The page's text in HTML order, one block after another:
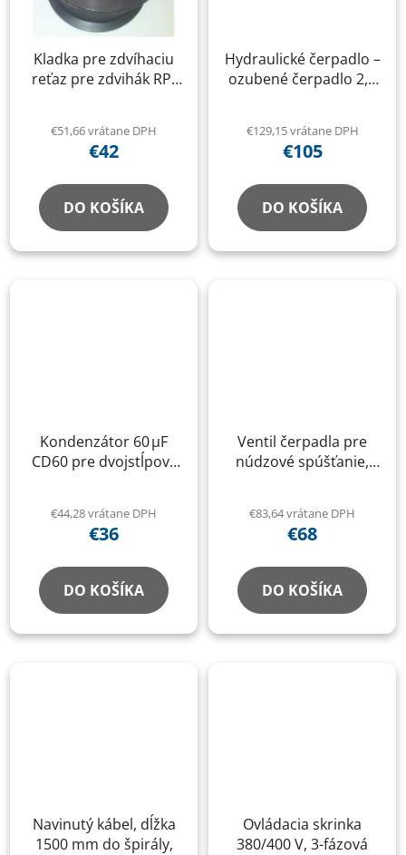
Kladka pre zdvíhaciu
reťaz pre zdvihák RP-
€51,66 vrátane DPH
€42
DO KOŠÍKA
Hydraulické čerpadlo –
ozubené čerpadlo 2,1
€129,15 vrátane DPH
€105
DO KOŠÍKA
Kondenzátor 60 µF
CD60 pre dvojstĺpový
€44,28 vrátane DPH
€36
DO KOŠÍKA
Ventil čerpadla pre
núdzové spúšťanie,
štvorstĺpové a
nožnicové zdviháky
€83,64 vrátane DPH
€68
DO KOŠÍKA
Navinutý kábel, dĺžka
1500 mm do špirály,
Ovládacia skrinka
380/400 V, 3-fázová